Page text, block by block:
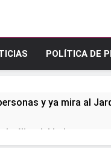
POLÍTICA DE
y ya mira al
élite del baloncesto